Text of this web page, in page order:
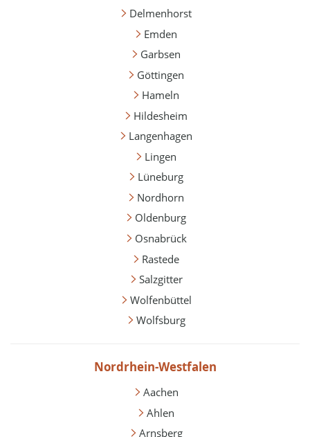
Delmenhorst
Emden
Garbsen
Göttingen
Hameln
Hildesheim
Langenhagen
Lingen
Lüneburg
Nordhorn
Oldenburg
Osnabrück
Rastede
Salzgitter
Wolfenbüttel
Wolfsburg
Nordrhein-Westfalen
Aachen
Ahlen
Arnsberg